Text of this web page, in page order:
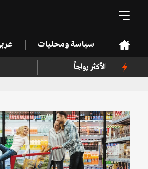
سياسة ومحليات
الأكثر رواجاً